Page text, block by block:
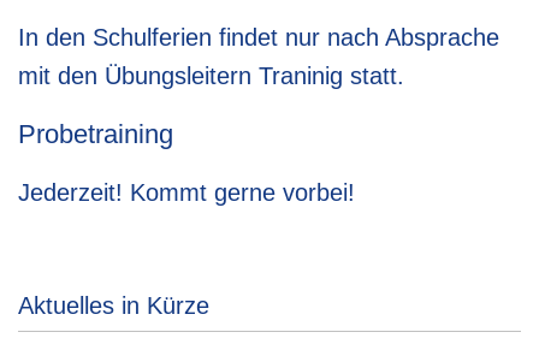
In den Schulferien findet nur nach Absprache
mit den Übungsleitern Traninig statt.
Probetraining
Jederzeit! Kommt gerne vorbei!
Aktuelles in Kürze